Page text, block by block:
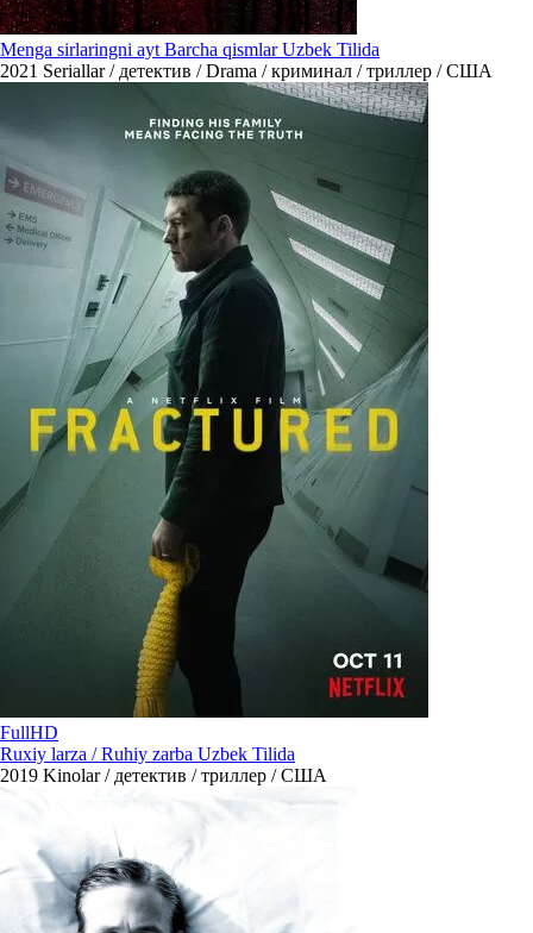
Menga sirlaringni ayt Barcha qismlar Uzbek Tilida
2021 Seriallar / детектив / Drama / криминал / триллер / США
FullHD
Ruxiy larza / Ruhiy zarba Uzbek Tilida
2019 Kinolar / детектив / триллер / США